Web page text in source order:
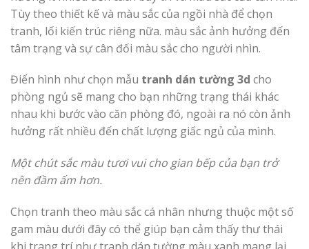
Tùy theo thiết kế và màu sắc của ngồi nhà để chọn
tranh, lối kiến trúc riêng nữa. màu sắc ảnh hưởng đến
tâm trạng và sự cân đối màu sắc cho người nhìn.
Điển hình như chọn mẫu tranh dán tường 3d cho
phòng ngủ sẽ mang cho bạn những trạng thái khác
nhau khi bước vào căn phòng đó, ngoài ra nó còn ảnh
hưởng rất nhiều đến chất lượng giấc ngủ của mình.
Một chút sắc màu tươi vui cho gian bếp của bạn trở
nên đầm ấm hơn.
Chọn tranh theo màu sắc cá nhân nhưng thuộc một số
gam màu dưới đây có thể giúp bạn cảm thấy thư thái